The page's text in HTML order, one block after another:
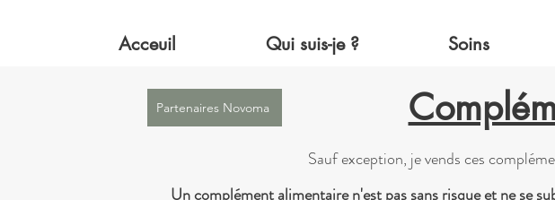
Acceuil Qui suis-je ? Soins
Partenaires Novoma
Sauf exception, je vends ces
Un complément alimentaire n'est pas sans risque et ne se